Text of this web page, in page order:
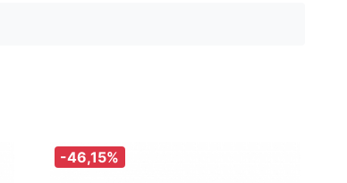
-46,15%